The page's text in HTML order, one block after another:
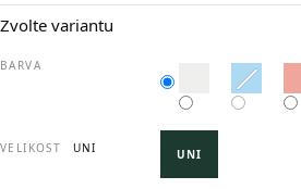
5
cena:
Zvolte variantu
BARVA
VELIKOST UNI UNI